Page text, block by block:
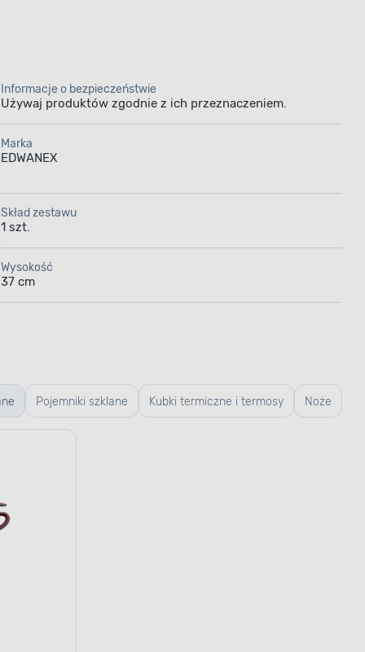
Informacje o bezpieczeństwie
Używaj produktów zgodnie z ich przeznaczeniem.
Marka
EDWANEX
Skład zestawu
1 szt.
Wysokość
37 cm
Pojemniki szklane Kubki termiczne i termosy Noże